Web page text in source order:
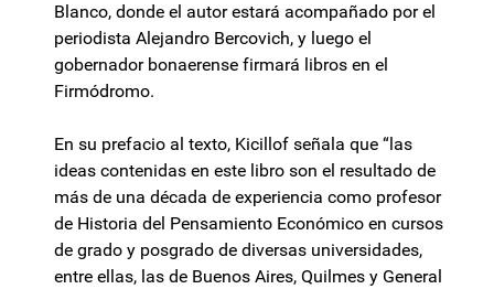
Blanco, donde el autor estará acompañado por el
periodista Alejandro Bercovich, y luego el
gobernador bonaerense firmará libros en el
Firmódromo.
En su prefacio al texto, Kicillof señala que “las
ideas contenidas en este libro son el resultado de
más de una década de experiencia como profesor
de Historia del Pensamiento Económico en cursos
de grado y posgrado de diversas universidades,
entre ellas, las de Buenos Aires, Quilmes y General